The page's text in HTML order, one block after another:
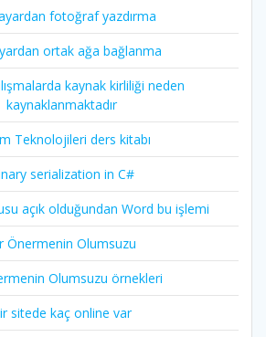
fotoğraf yazdırma
ortak ağa bağlanma
kaynak kirliliği neden
kaynaklanmaktadır
Teknolojileri ders kitabı
serialization in C#
açık olduğundan Word bu işlemi
Önermenin Olumsuzu
Olumsuzu örnekleri
sitede kaç online var